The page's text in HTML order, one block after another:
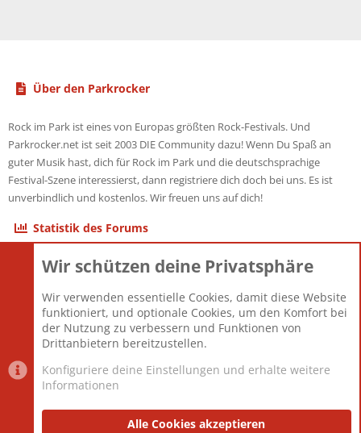
Über den Parkrocker
Rock im Park ist eines von Europas größten Rock-Festivals. Und
Parkrocker.net ist seit 2003 DIE Community dazu! Wenn Du Spaß an
guter Musik hast, dich für Rock im Park und die deutschsprachige
Festival-Szene interessierst, dann registriere dich doch bei uns. Es ist
unverbindlich und kostenlos. Wir freuen uns auf dich!
Statistik des Forums
Themen
Mitglieder
12.427
Neuestes Mitglied
Berlin
Datenschutzerklärung Impressum
Wir schützen deine Privatsphäre
Wir verwenden essentielle Cookies, damit diese Website
funktioniert, und optionale Cookies, um den Komfort bei
der Nutzung zu verbessern und Funktionen von
Drittanbietern bereitzustellen.
Konfiguriere deine Einstellungen und erhalte weitere
Informationen
Alle Cookies akzeptieren